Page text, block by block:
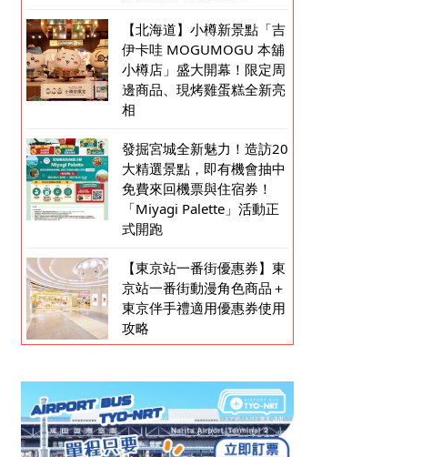
【北海道】小樽新景點「吉
伊卡哇 MOGUMOGU 本舖
小樽店」盛大開幕！限定周
邊商品、現烤雞蛋糕全新亮
相
發掘宮城全新魅力！造訪20
大精選景點，即有機會抽中
免費來回機票與住宿券！
「Miyagi Palette」活動正
式開跑
【東京站一番街優惠券】東
京站一番街動漫角色商品＋
東京伴手禮適用優惠券使用
攻略